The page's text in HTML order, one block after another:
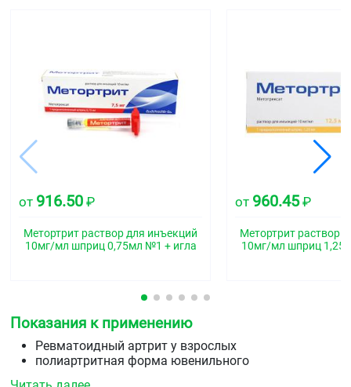
от 916.50 ₽
Метортрит раствор для инъекций
10мг/мл шприц 0,75мл №1 + игла
от 960.45₽
Метортрит раствор
10мг/мл шприц
Показания к применению
Ревматоидный артрит у взрослых
полиартритная форма ювенильного